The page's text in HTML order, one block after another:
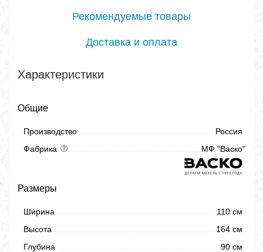
Рекомендуемые товары
Доставка и оплата
Характеристики
Общие
Производство
Россия
Фабрика
МФ "Васко"
Размеры
Ширина
110 см
Высота
164 см
Глубина
90 см